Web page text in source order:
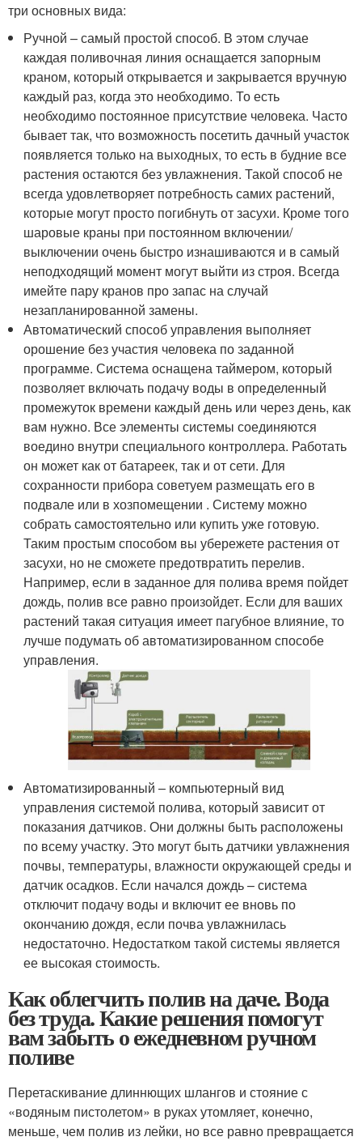
три основных вида:
Ручной – самый простой способ. В этом случае
каждая поливочная линия оснащается запорным
краном, который открывается и закрывается вручную
каждый раз, когда это необходимо. То есть
необходимо постоянное присутствие человека. Часто
бывает так, что возможность посетить дачный участок
появляется только на выходных, то есть в будние все
растения остаются без увлажнения. Такой способ не
всегда удовлетворяет потребность самих растений,
которые могут просто погибнуть от засухи. Кроме того
шаровые краны при постоянном включении/
выключении очень быстро изнашиваются и в самый
неподходящий момент могут выйти из строя. Всегда
имейте пару кранов про запас на случай
незапланированной замены.
Автоматический способ управления выполняет
орошение без участия человека по заданной
программе. Система оснащена таймером, который
позволяет включать подачу воды в определенный
промежуток времени каждый день или через день, как
вам нужно. Все элементы системы соединяются
воедино внутри специального контроллера. Работать
он может как от батареек, так и от сети. Для
сохранности прибора советуем размещать его в
подвале или в хозпомещении . Систему можно
собрать самостоятельно или купить уже готовую.
Таким простым способом вы убережете растения от
засухи, но не сможете предотвратить перелив.
Например, если в заданное для полива время пойдет
дождь, полив все равно произойдет. Если для ваших
растений такая ситуация имеет пагубное влияние, то
лучше подумать об автоматизированном способе
управления.
Автоматизированный – компьютерный вид
управления системой полива, который зависит от
показания датчиков. Они должны быть расположены
по всему участку. Это могут быть датчики увлажнения
почвы, температуры, влажности окружающей среды и
датчик осадков. Если начался дождь – система
отключит подачу воды и включит ее вновь по
окончанию дождя, если почва увлажнилась
недостаточно. Недостатком такой системы является
ее высокая стоимость.
Как облегчить полив на даче. Вода
без труда. Какие решения помогут
вам забыть о ежедневном ручном
поливе
Перетаскивание длиннющих шлангов и стояние с
«водяным пистолетом» в руках утомляет, конечно,
меньше, чем полив из лейки, но все равно превращается